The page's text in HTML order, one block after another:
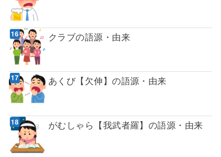
クラブの語源・由来
あくび【欠伸】の語源・由来
がむしゃら【我武者羅】の語源・由来